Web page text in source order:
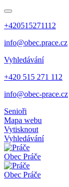
+420515271112
info@obec.prace.cz
Vyhledávání
+420 515 271 112
info@obec-prace.cz
Senioři
Mapa webu
Vytisknout
Vyhledávání
Obec Práče
Obec Práče